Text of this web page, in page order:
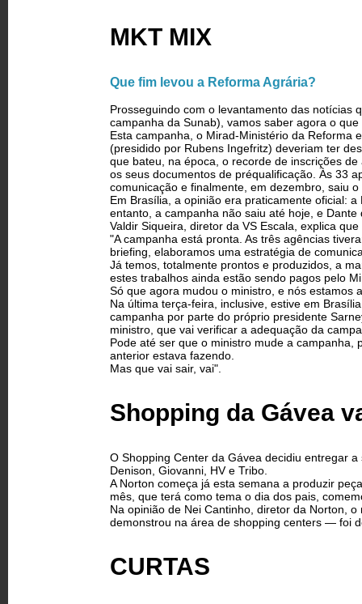
MKT MIX
Que fim levou a Reforma Agrária?
Prosseguindo com o levantamento das notícias
campanha da Sunab), vamos saber agora o
Esta campanha, o Mirad-Ministério da Reforma
(presidido por Rubens Ingefritz) deveriam ter
que bateu, na época, o recorde de inscrições
os seus documentos de pré­qualificação. Às 33
comunicação e finalmente, em dezembro, saiu
Em Brasília, a opinião era praticamente oficial:
entanto, a campanha não saiu até hoje, e
Valdir Siqueira, diretor da VS Escala, explica
"A campanha está pronta. As três agências
briefing, elaboramos uma estratégia de
Já temos, totalmente prontos e produzidos, a
estes trabalhos ainda estão sendo pagos pelo
Só que agora mudou o ministro, e nós estamos
Na última terça-feira, inclusive, estive em
campanha por parte do próprio presidente
ministro, que vai verificar a adequação da
Pode até ser que o ministro mude a
anterior estava fazendo.
Mas que vai sair, vai".
Shopping da Gávea
O Shopping Center da Gávea decidiu entregar
Denison, Giovanni, HV e Tribo.
A Norton começa já esta semana a produzir
mês, que terá como tema o dia dos pais,
Na opinião de Nei Cantinho, diretor da Norton,
demonstrou na área de shopping centers — foi
CURTAS